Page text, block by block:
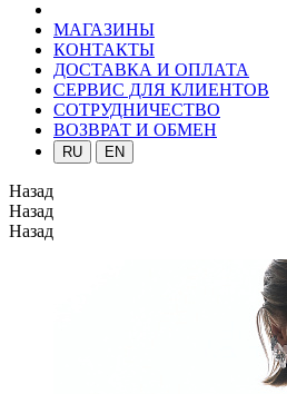
МАГАЗИНЫ
КОНТАКТЫ
ДОСТАВКА И ОПЛАТА
СЕРВИС ДЛЯ КЛИЕНТОВ
СОТРУДНИЧЕСТВО
ВОЗВРАТ И ОБМЕН
RU EN
Назад
Назад
Назад